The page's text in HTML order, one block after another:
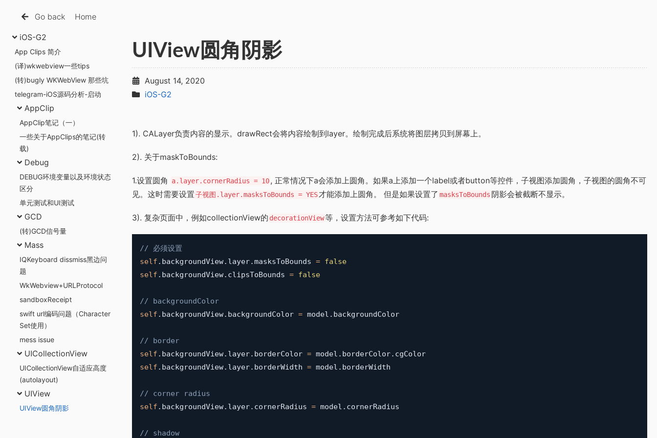
Go back Home
iOS-G2
App Clips 简介
(译)wkwebview一些tips
(转)bugly WKWebView 那些坑
telegram-iOS源码分析-启动
AppClip
AppClip笔记（一）
一些关于AppClips的笔记(转
载)
Debug
DEBUG环境变量以及环境状态
区分
单元测试和UI测试
GCD
(转)GCD信号量
Mass
IQKeyboard dissmiss黑边问
题
WkWebview+URLProtocol
sandboxReceipt
swift url编码问题（Character
Set使用）
mess issue
UICollectionView
UICollectionView自适应高度
(autolayout)
UIView
UIView圆角阴影
UIView圆角阴影
August 14, 2020
iOS-G2
1). CALayer负责内容的显示。drawRect会将内容绘制到layer。绘制完成后系统将图层拷贝到屏幕上。
2). 关于maskToBounds:
1.设置圆角 a.layer.cornerRadius = 10, 正常情况下a会添加上圆角。如果a上添加一个label或者button等控件，子视图添加圆角，子视图的圆角不可
见。这时需要设置子视图.layer.masksToBounds = YES才能添加上圆角。 但是如果设置了 masksToBounds 阴影会被截断不显示。
3). 复杂页面中，例如collectionView的 decorationView等，设置方法可参考如下代码:
// 必须设置
self . backgroundView. layer.masksToBounds = false
self . backgroundView. clipsToBounds = false
// backgroundColor
self . backgroundView. backgroundColor = model . backgroundColor
// border
self . backgroundView. layer. borderColor = model . borderColor.
self . backgroundView. layer. borderWidth = model . borderWidth
// corner radius
self . backgroundView. layer. cornerRadius = model . cornerRadius
// shadow